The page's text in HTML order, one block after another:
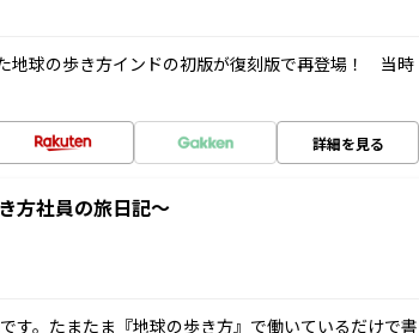
地球の歩き方インドの初版が復刻版で再登場！ 当時
詳細を見る
方社員の旅日記～
す。たまたま『地球の歩き方』で働いているだけで書